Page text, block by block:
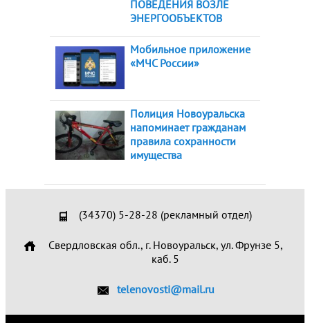
ПОВЕДЕНИЯ ВОЗЛЕ
ЭНЕРГООБЪЕКТОВ
Мобильное приложение
«МЧС России»
Полиция Новоуральска
напоминает гражданам
правила сохранности
имущества
(34370) 5-28-28 (рекламный отдел)
Свердловская обл., г. Новоуральск, ул. Фрунзе 5,
каб. 5
telenovosti@mail.ru